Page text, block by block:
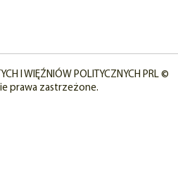
I WIĘŹNIÓW POLITYCZNYCH PRL ©
prawa zastrzeżone.